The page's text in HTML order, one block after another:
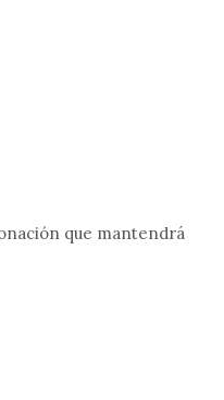
que mantendrá